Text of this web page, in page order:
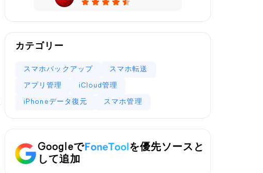
カテゴリー
スマホバックアップ スマホ転送
アプリ管理 iCloud管理
iPhoneデータ復元 スマホ管理
Googleで
を優先ソースと
して追加